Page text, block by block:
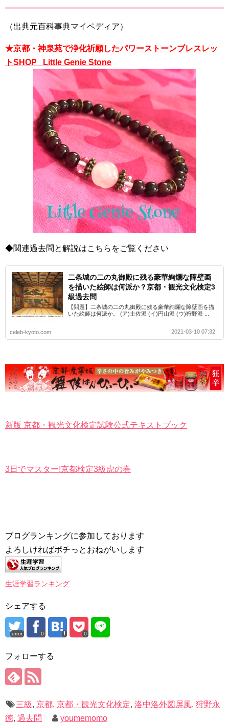
（出典元百科事典マイペディア）
★京都・神泉苑で浄化祈願したパワーストーンブレスレッ
トSHOP Little Genie Stone
◆関連過去問と解説はこちらをご覧ください
二条城の二の丸御殿に残る豪華絢爛な障壁画
を描いた絵師は何派か？京都・観光文化検定3
級過去問
【問題】二条城の二の丸御殿に残る豪華絢爛な障壁画を描
いた絵師は何派か。 (ア)土佐派 (イ)円山派 (ウ)狩野派 ...
celeb-kyoto.com 2021-03-10 07:32
新版 京都・観光文化検定試験公式テキストブック
3日でマスター!京都検定3級虎の巻
ブログランキングに参加しております
よろしければポチっとおねがいします
生涯学習ランキング
シェアする
error 0 0
フォローする
三級, 京都, 京都・観光文化検定, 洛中洛外図屏風, 狩野永
徳, 過去問 youmemomo